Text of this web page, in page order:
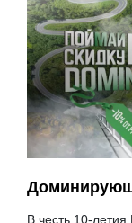
В честь 10-